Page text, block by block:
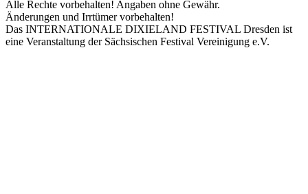
Alle Rechte vorbehalten! Angaben ohne Gewähr.
Änderungen und Irrtümer vorbehalten!
Das INTERNATIONALE DIXIELAND FESTIVAL Dresden ist
eine Veranstaltung der Sächsischen Festival Vereinigung e.V.